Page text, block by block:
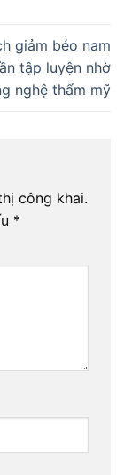
giảm béo nam
tập luyện nhờ
nghệ thẩm mỹ
công khai.
*